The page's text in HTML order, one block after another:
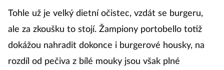
Tohle už je velký dietní očistec, vzdát se burgeru,
ale za zkoušku to stojí. Žampiony portobello totiž
dokážou nahradit dokonce i burgerové housky, na
rozdíl od pečiva z bílé mouky jsou však plné